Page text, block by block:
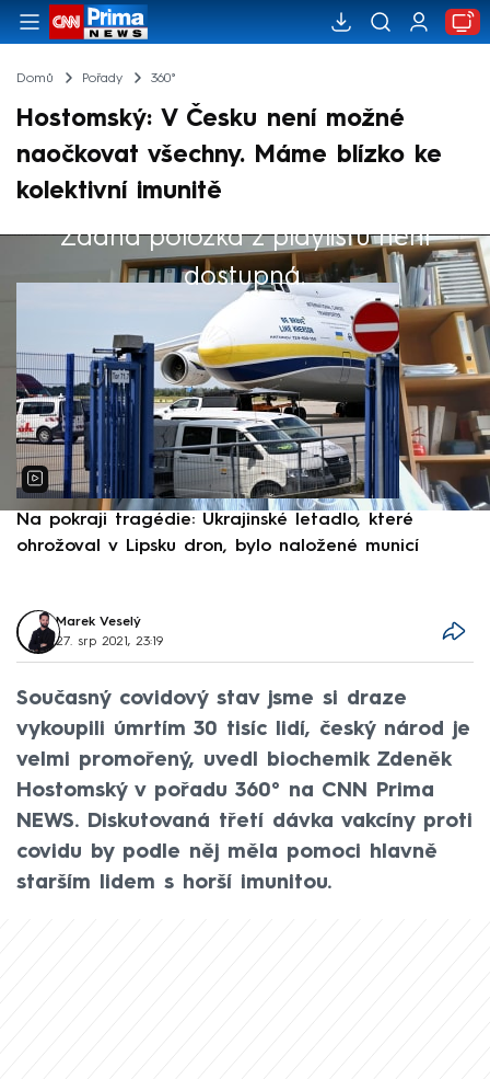
Domů Pořady 360°
Hostomský: V Česku není možné
naočkovat všechny. Máme blízko ke
kolektivní imunitě
Žádná položka z playlistu není
dostupná.
Výběr redakce
Na pokraji tragédie: Ukrajinské letadlo, které
ohrožoval v Lipsku dron, bylo naložené municí
Marek Veselý
27. srp 2021, 23:19
Současný covidový stav jsme si draze
vykoupili úmrtím 30 tisíc lidí, český národ je
velmi promořený, uvedl biochemik Zdeněk
Hostomský v pořadu 360° na CNN Prima
NEWS. Diskutovaná třetí dávka vakcíny proti
covidu by podle něj měla pomoci hlavně
starším lidem s horší imunitou.